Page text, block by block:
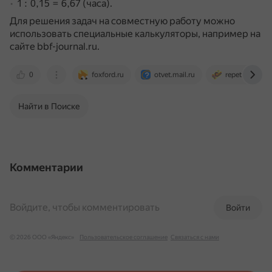
1 : 0,15 = 6,67 (часа).
Для решения задач на совместную работу можно
использовать специальные калькуляторы, например на
сайте bbf-journal.ru.
0 foxford.ru otvet.mail.ru repetitor.1c.ru
Найти в Поиске
Комментарии
Войти
Войдите, чтобы комментировать
© 2026 ООО «Яндекс» Пользовательское соглашение Связаться с нами